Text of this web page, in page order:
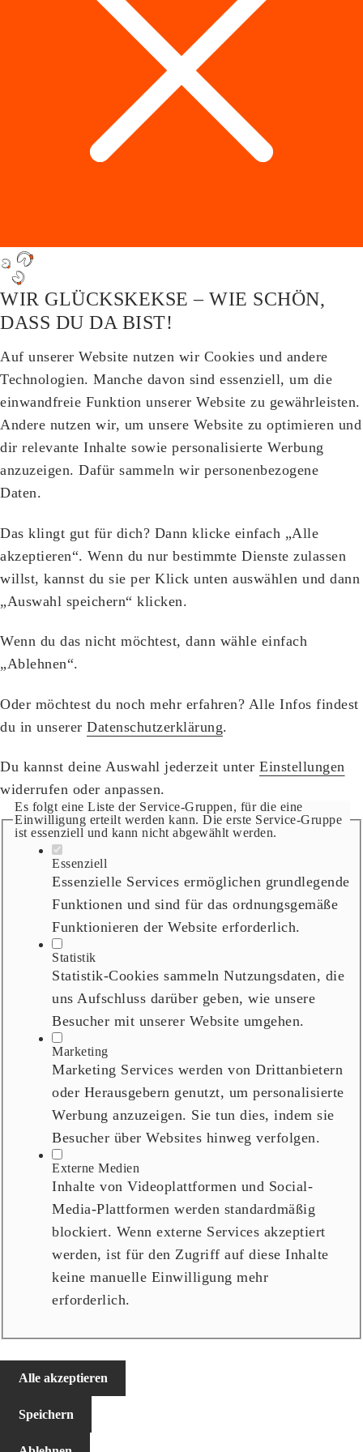
WIR GLÜCKSKEKSE – WIE SCHÖN,
DASS DU DA BIST!
Auf unserer Website nutzen wir Cookies und andere
Technologien. Manche davon sind essenziell, um die
einwandfreie Funktion unserer Website zu gewährleisten.
Andere nutzen wir, um unsere Website zu optimieren und
dir relevante Inhalte sowie personalisierte Werbung
anzuzeigen. Dafür sammeln wir personenbezogene
Daten.
Das klingt gut für dich? Dann klicke einfach „Alle
akzeptieren“. Wenn du nur bestimmte Dienste zulassen
willst, kannst du sie per Klick unten auswählen und dann
„Auswahl speichern“ klicken.
Wenn du das nicht möchtest, dann wähle einfach
„Ablehnen“.
Oder möchtest du noch mehr erfahren? Alle Infos findest
du in unserer Datenschutzerklärung.
Du kannst deine Auswahl jederzeit unter Einstellungen
widerrufen oder anpassen.
Es folgt eine Liste der Service-Gruppen, für die eine
Einwilligung erteilt werden kann. Die erste Service-Gruppe
ist essenziell und kann nicht abgewählt werden.
Essenziell
Essenzielle Services ermöglichen grundlegende
Funktionen und sind für das ordnungsgemäße
Funktionieren der Website erforderlich.
Statistik
Statistik-Cookies sammeln Nutzungsdaten, die
uns Aufschluss darüber geben, wie unsere
Besucher mit unserer Website umgehen.
Marketing
Marketing Services werden von Drittanbietern
oder Herausgebern genutzt, um personalisierte
Werbung anzuzeigen. Sie tun dies, indem sie
Besucher über Websites hinweg verfolgen.
Externe Medien
Inhalte von Videoplattformen und Social-
Media-Plattformen werden standardmäßig
blockiert. Wenn externe Services akzeptiert
werden, ist für den Zugriff auf diese Inhalte
keine manuelle Einwilligung mehr
erforderlich.
Alle akzeptieren
Speichern